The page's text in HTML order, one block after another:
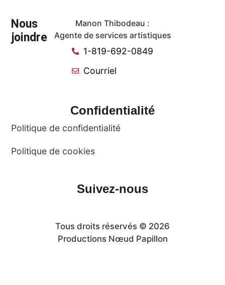
Nous
joindre
Manon Thibodeau :
Agente de services artistiques
1-819-692-0849
Courriel
Confidentialité
Politique de confidentialité
Politique de cookies
Suivez-nous
Tous droits réservés © 2026
Productions Nœud Papillon